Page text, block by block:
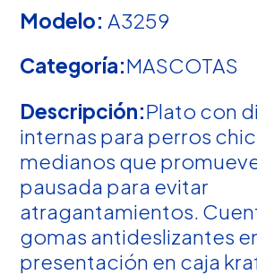
Modelo: A3259
Categoría:MASCOTAS
Descripción:Plato con
internas para perros
medianos que
pausada para evitar
atragantamientos.
gomas antideslizantes
presentación en caja